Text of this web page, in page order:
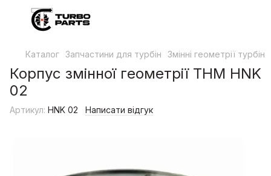
Каталог Запчастини для турбін Змінні геометрії турбін
Корпус змінної геометрії THM HNK
02
Артикул: HNK 02 Написати відгук